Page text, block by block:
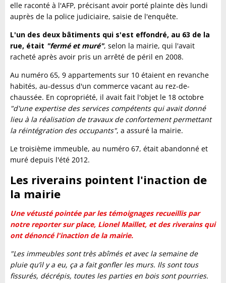
elle raconté à l'AFP, précisant avoir porté plainte dès lundi
auprès de la police judiciaire, saisie de l'enquête.
L'un des deux bâtiments qui s'est effondré, au 63 de la
rue, était "fermé et muré", selon la mairie, qui l'avait
racheté après avoir pris un arrêté de péril en 2008.
Au numéro 65, 9 appartements sur 10 étaient en revanche
habités, au-dessus d'un commerce vacant au rez-de-
chaussée. En copropriété, il avait fait l'objet le 18 octobre
"d'une expertise des services compétents qui avait donné
lieu à la réalisation de travaux de confortement permettant
la réintégration des occupants", a assuré la mairie.
Le troisième immeuble, au numéro 67, était abandonné et
muré depuis l'été 2012.
Les riverains pointent l'inaction de
la mairie
Une vétusté pointée par les témoignages recueillis par
notre reporter sur place, Lionel Maillet, et des riverains qui
ont dénoncé l'inaction de la mairie.
"Les immeubles sont très abîmés et avec la semaine de
pluie qu’il y a eu, ça a fait gonfler les murs. Ils sont tous
fissurés, décrépis, toutes les parties en bois sont pourries.